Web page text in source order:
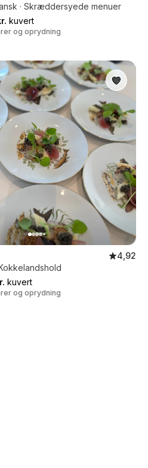
· Skræddersyede menuer
kuvert
og oprydning
4,92
kuvert
og oprydning